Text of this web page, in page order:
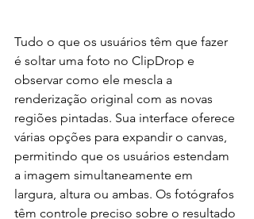
Tudo o que os usuários têm que fazer
é soltar uma foto no ClipDrop e
observar como ele mescla a
renderização original com as novas
regiões pintadas. Sua interface oferece
várias opções para expandir o canvas,
permitindo que os usuários estendam
a imagem simultaneamente em
largura, altura ou ambas. Os fotógrafos
têm controle preciso sobre o resultado